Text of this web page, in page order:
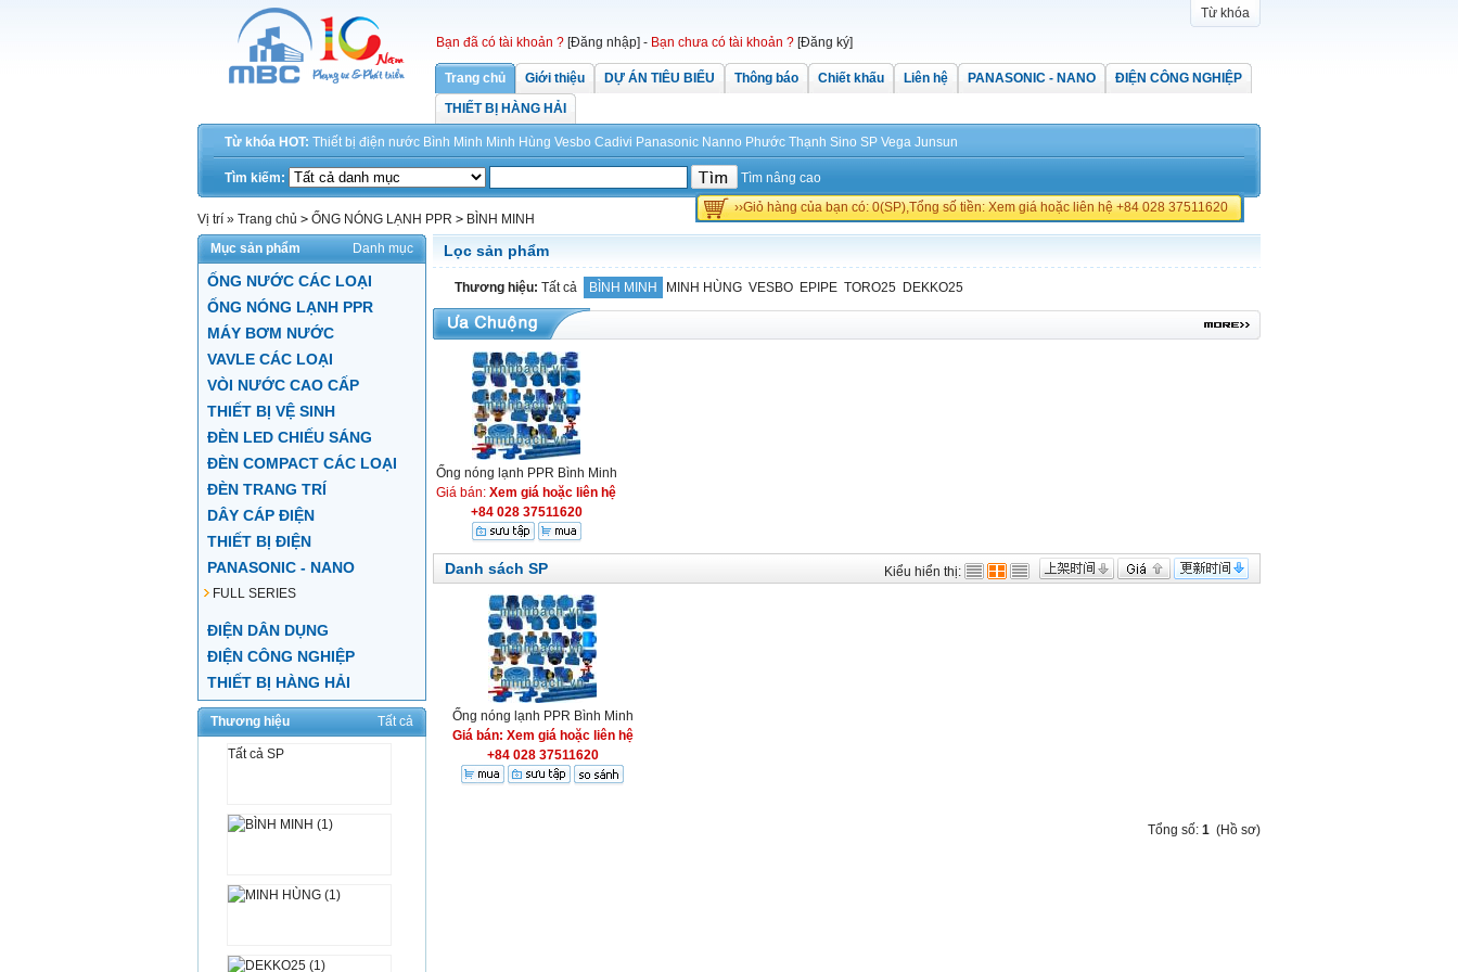
Từ khóa
Bạn đã có tài khoản ? [Đăng nhập] - Bạn chưa có tài khoản ? [Đăng ký]
Trang chủ Giới thiệu DỰ ÁN TIÊU BIỂU Thông báo Chiết khấu Liên hệ PANASONIC - NANO
ĐIỆN CÔNG NGHIỆP
THIẾT BỊ HÀNG HẢI
Từ khóa HOT: Thiết bị điện nước Bình Minh Minh Hùng Vesbo Cadivi Panasonic Nanno Phước Thạnh Sino SP Vega Junsun
Tìm kiếm:
Tìm nâng cao
››Giỏ hàng của bạn có: 0(SP),Tổng số tiền: Xem giá hoặc liên hệ +84 028 37511620
Vị trí » Trang chủ > ỐNG NÓNG LẠNH PPR > BÌNH MINH
Mục sản phẩm
Danh mục
ỐNG NƯỚC CÁC LOẠI
ỐNG NÓNG LẠNH PPR
MÁY BƠM NƯỚC
VAVLE CÁC LOẠI
VÒI NƯỚC CAO CẤP
THIẾT BỊ VỆ SINH
ĐÈN LED CHIẾU SÁNG
ĐÈN COMPACT CÁC LOẠI
ĐÈN TRANG TRÍ
DÂY CÁP ĐIỆN
THIẾT BỊ ĐIỆN
PANASONIC - NANO
FULL SERIES
ĐIỆN DÂN DỤNG
ĐIỆN CÔNG NGHIỆP
THIẾT BỊ HÀNG HẢI
Thương hiệu Tất cả
Tất cả SP
Lọc sản phẩm
Thương hiệu: Tất cả BÌNH MINH MINH HÙNG VESBO EPIPE TORO25 DEKKO25
Ống nóng lạnh PPR Bình Minh
Giá bán: Xem giá hoặc liên hệ
+84 028 37511620
Danh sách SP Kiểu hiển thị:
Ống nóng lạnh PPR Bình Minh
Giá bán: Xem giá hoặc liên hệ
+84 028 37511620
Tổng số: 1 (Hồ sơ)